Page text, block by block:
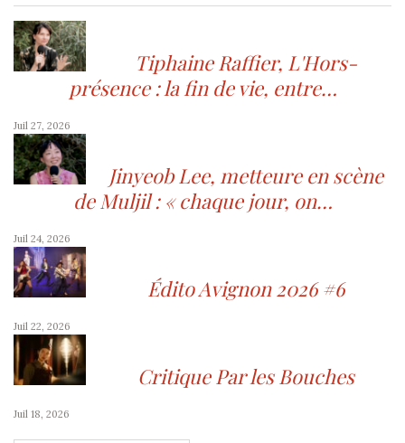
Tiphaine Raffier, L'Hors-
présence : la fin de vie, entre…
Juil 27, 2026
Jinyeob Lee, metteure en scène
de Muljil : « chaque jour, on…
Juil 24, 2026
Édito Avignon 2026 #6
Juil 22, 2026
Critique Par les Bouches
Juil 18, 2026